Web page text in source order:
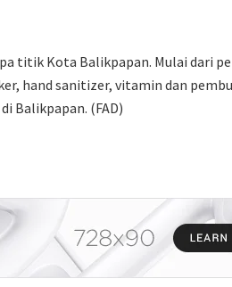
titik Kota Balikpapan. Mulai dari
hand sanitizer, vitamin dan
Balikpapan. (FAD)